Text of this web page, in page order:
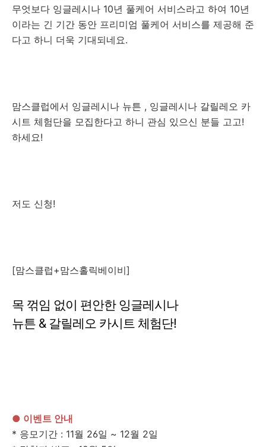
무엇보다 잉글레시나 10년 풀케어 서비스라고 하여 10년
이라는 긴 기간 동안 프리미엄 풀케어 서비스를 제공해 준
다고 하니 더욱 기대되네요.
맘스클럽에서 잉글레시나 뉴튼 , 잉글레시나 갈릴레오 카
시트 체험단을 모집한다고 하니 관심 있으신 분들 고고!
하세요!
저도 신청!
[맘스클럽+맘스홀릭베이비]
목 꺾임 없이 편안한 잉글레시나
뉴튼 & 갈릴레오 카시트 체험단!
● 이벤트 안내
* 응모기간 : 11월 26일 ~ 12월 2일